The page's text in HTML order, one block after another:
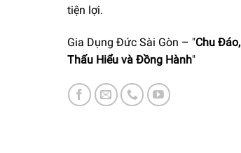
tiện lợi.
Gia Dụng Đức Sài Gòn – "Chu Đáo,
Thấu Hiểu và Đồng Hành"